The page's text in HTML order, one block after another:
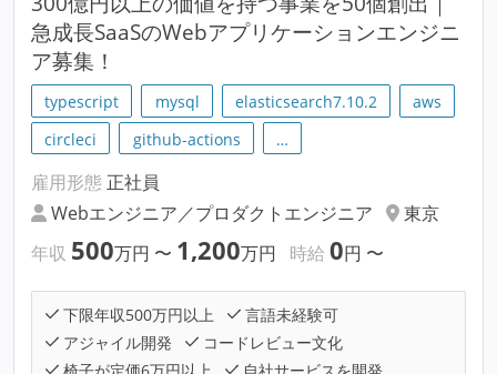
急成長SaaSのWebアプリケーションエンジニ
ア募集！
typescript mysql elasticsearch7.10.2
aws
circleci
github-actions …
雇用形態 正社員
Webエンジニア／プロダクトエンジニア
東京
年収 500万円 〜 1,200万円 時給 0円 〜
下限年収500万円以上
言語未経験可
アジャイル開発
コードレビュー文化
椅子が定価6万円以上
自社サービスを開発